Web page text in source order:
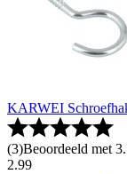
KARWEI
(3)Beoordeeld met
2.99